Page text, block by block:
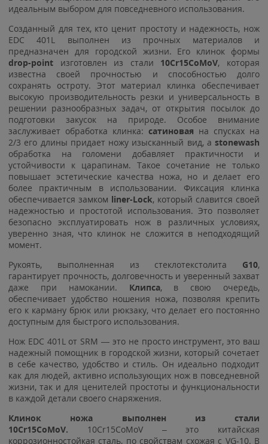
идеальным выбором для повседневного использования.
Созданный для тех, кто ценит простоту и надежность, нож
EDC 401L выполнен из прочных материалов и
предназначен для городской жизни. Его клинок формы
drop-point изготовлен из стали 10Cr15CoMoV, которая
известна своей прочностью и способностью долго
сохранять остроту. Этот материал клинка обеспечивает
высокую производительность резки и универсальность в
решении разнообразных задач, от открытия посылок до
подготовки закусок на природе. Особое внимание
заслуживает обработка клинка: сатиновая на спусках на
2/3 его длины придает ножу изысканный вид, а stonewash
обработка на голомени добавляет практичности и
устойчивости к царапинам. Такое сочетание не только
повышает эстетические качества ножа, но и делает его
более практичным в использовании. Фиксация клинка
обеспечивается замком liner-Lock, который славится своей
надежностью и простотой использования. Это позволяет
безопасно эксплуатировать нож в различных условиях,
уверенно зная, что клинок не сложится в неподходящий
момент.
Рукоять, выполненная из стеклотекстолита G10,
гарантирует прочность, долговечность и уверенный захват
даже при намокании. Клипса, в свою очередь,
обеспечивает удобство ношения ножа, позволяя крепить
его к карману брюк или рюкзаку, что делает его постоянно
доступным для быстрого использования.
Нож EDC 401L от SRM — это не просто инструмент, это ваш
надежный помощник в городской жизни, который сочетает
в себе качество, удобство и стиль. Он идеально подходит
как для людей, активно использующих нож в повседневной
жизни, так и для ценителей простоты и функциональности
в каждой детали своего снаряжения.
Клинок ножа выполнен из стали
10Cr15CoMoV. 10Cr15CoMoV – это китайская
коррозионностойкая сталь, по свойствам схожая с VG-10. В